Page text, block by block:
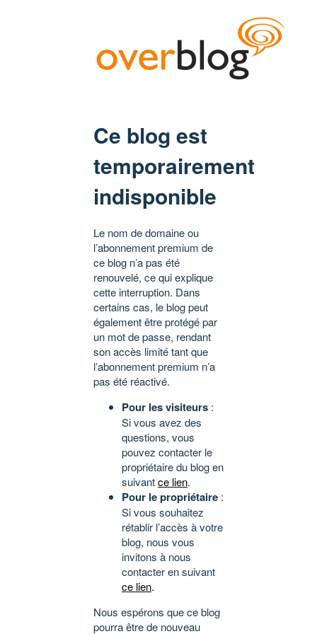
Ce blog est
temporairement
indisponible
Le nom de domaine ou
l’abonnement premium de
ce blog n’a pas été
renouvelé, ce qui explique
cette interruption. Dans
certains cas, le blog peut
également être protégé par
un mot de passe, rendant
son accès limité tant que
l’abonnement premium n’a
pas été réactivé.
Pour les visiteurs :
Si vous avez des
questions, vous
pouvez contacter le
propriétaire du blog en
suivantce lien.
Pour le propriétaire :
Si vous souhaitez
rétablir l’accès à votre
blog, nous vous
invitons à nous
contacter en suivant
ce lien.
Nous espérons que ce blog
pourra être de nouveau